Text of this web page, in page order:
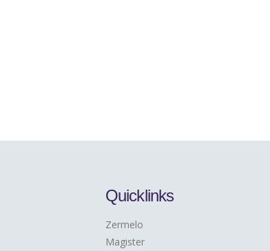
Quicklinks
Zermelo
Magister